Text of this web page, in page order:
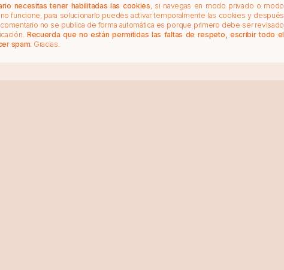
necesitas tener habilitadas las cookies , si navegas en modo privado o modo
funcione, para solucionarlo puedes activar temporalmente las cookies y después
no se publica de forma automática es porque primero debe ser revisado
Recuerda que no están permitidas las faltas de respeto, escribir todo el
spam. Gracias.